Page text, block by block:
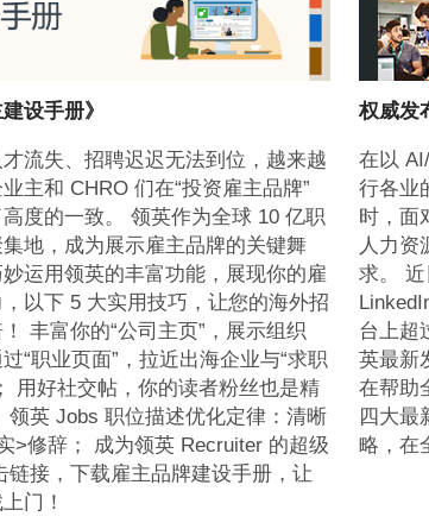
设手册》
流失、招聘迟迟无法到位，越来越
主和 CHRO 们在“投资雇主品牌”
度的一致。 领英作为全球 10 亿职
地，成为展示雇主品牌的关键舞
运用领英的丰富功能，展现你的雇
以下 5 大实用技巧，让您的海外招
丰富你的“公司主页”，展示组织
过“职业页面”，拉近出海企业与“求职
用好社交帖，你的读者粉丝也是精
领英 Jobs 职位描述优化定律：清晰
>修辞； 成为领英 Recruiter 的超级
链接，下载雇主品牌建设手册，让
门！
权威发
在以
行各业
时，面
人力资
求。 近
台上超
英最新
在帮助
四大最
略，在